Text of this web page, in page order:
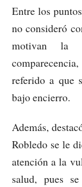
Entre los
no consideró
motivan la
referido a que
bajo encierro.
Además,
Robledo se le
atención a la
salud, pues